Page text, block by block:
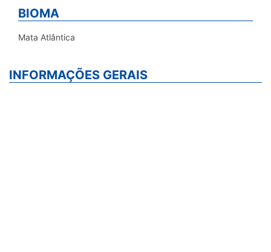
BIOMA
Mata Atlântica
INFORMAÇÕES GERAIS